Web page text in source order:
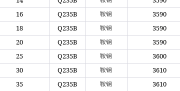
16 Q235B 鞍钢 3590
18 Q235B 鞍钢 3590
20 Q235B 鞍钢 3590
25 Q235B 鞍钢 3600
30 Q235B 鞍钢 3610
35 Q235B 鞍钢 3610